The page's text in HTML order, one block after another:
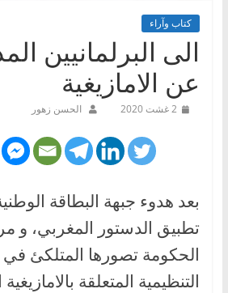
كتاب وآراء
الى البرلمانيين
عن الامازيغية
2 غشت 2020 الحسن زهور
بعد هدوء جبهة البطاقة
تطبيق الدستور المغربي، و
الحكومة تصورها المتلكئ في
التنظيمية المتعلقة